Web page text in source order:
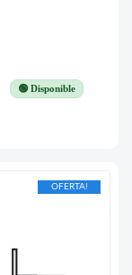
🟢 Disponible
OFERTA!